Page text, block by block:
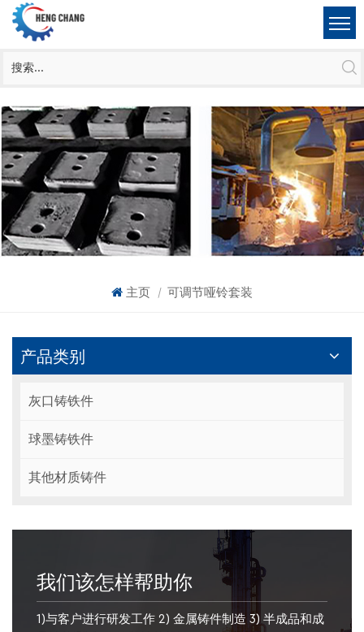
主页 | 可调节哑铃套装
产品类别
灰口铸铁件
球墨铸铁件
其他材质铸件
我们该怎样帮助你
1)与客户进行研发工作 2) 金属铸件制造 3) 半成品和成